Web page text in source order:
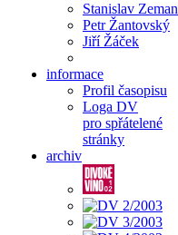
Stanislav Zeman
Petr Žantovský
Jiří Žáček
informace
Profil časopisu
Loga DV
pro spřátelené
stránky
archiv